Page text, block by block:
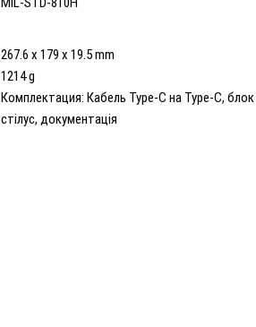
267.6 x 179 x 19.5 mm
1214 g
Комплектация: Кабель Type-C на Type-C,
cтілус, документація